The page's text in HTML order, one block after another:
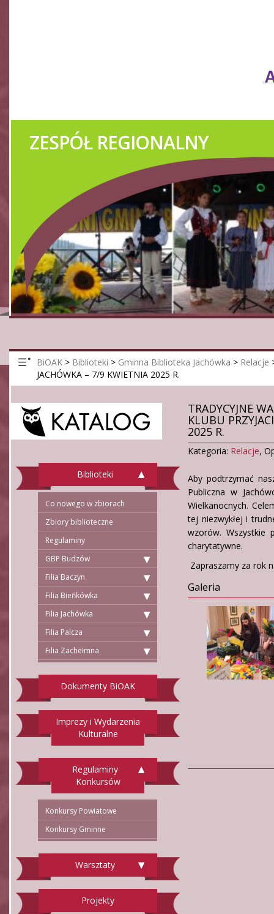
BiOAK > Biblioteki > Gminna Biblioteka Jachówka > Relacje
JACHÓWKA – 7/9 KWIETNIA 2025 R.
Biblioteki
Co nowego w zbiorach
Zbiory biblioteczne
Regulaminy
GBP Budzów
Filia Baczyn
Filia Bieńkówka
Filia Jachówka
Filia Palcza
Filia Zachełmna
Dokumenty BiOAK
Imprezy i Wydarzenia
Kulturalne
Regulaminy
Konkursów
Konkursy Powiatowe
Konkursy Gminne
Warsztaty
Projekty
TRADYCYJNE
KLUBU
2025 R.
Kategoria: Relacje,
Aby podtrzymać
Publiczna w
Wielkanocnych.
tej niezwykłej i
wzorów. Wszystkie
charytatywne.
Zapraszamy za rok
Galeria